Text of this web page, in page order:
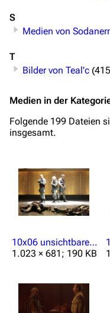
S
Medien von
T
Bilder von Teal'c
Medien in der
Folgende 199 Dateien
insgesamt.
10x06 unsichtbarer O'Neill hat alle erledigt.jpg
1.023 × 681; 190 KB